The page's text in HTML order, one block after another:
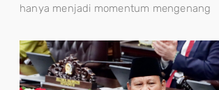
hanya menjadi momentum mengenang